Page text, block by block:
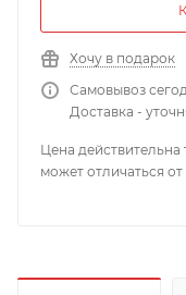
Хочу в подарок
Самовывоз
Доставка -
Цена действительна
может отличаться